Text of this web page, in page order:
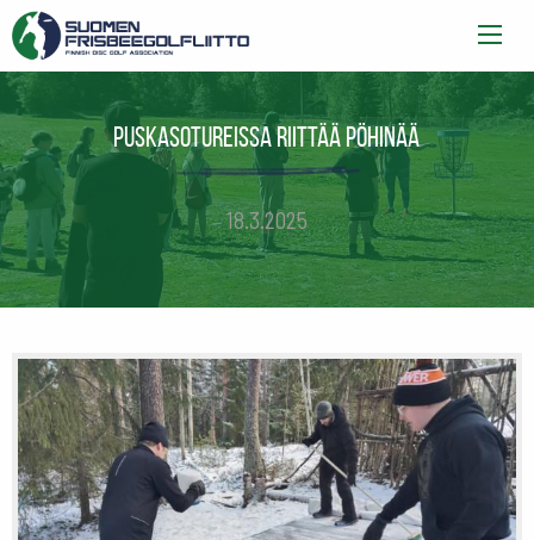
Puskasotureissa riittää pöhinää
18.3.2025